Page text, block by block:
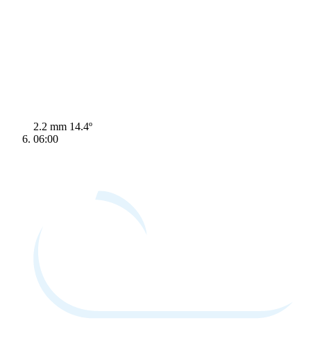
2.2 mm 14.4º
06:00